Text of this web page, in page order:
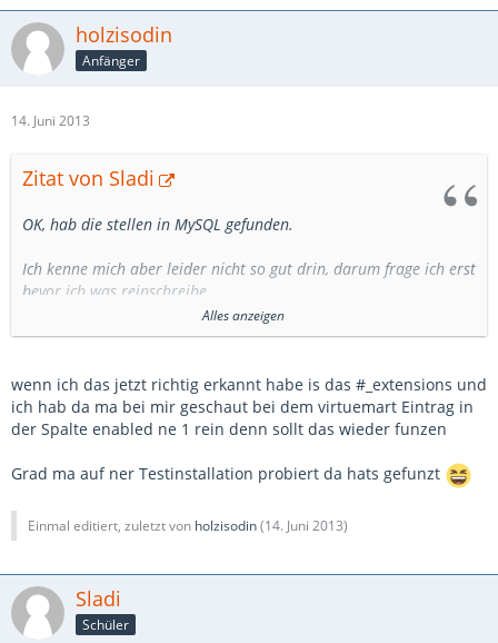
holzisodin
Anfänger
14. Juni 2013
Zitat von Sladi
OK, hab die stellen in MySQL gefunden.
Ich kenne mich aber leider nicht so gut drin, darum frage ich erst
bevor ich was reinschreibe.
Fotos: Sind das die zwei Zahlen die identisch sein müssen.
Alles anzeigen
wenn ich das jetzt richtig erkannt habe is das #_extensions und
ich hab da ma bei mir geschaut bei dem virtuemart Eintrag in
der Spalte enabled ne 1 rein denn sollt das wieder funzen
Grad ma auf ner Testinstallation probiert da hats gefunzt
Einmal editiert, zuletzt von holzisodin(14. Juni 2013)
Sladi
Schüler